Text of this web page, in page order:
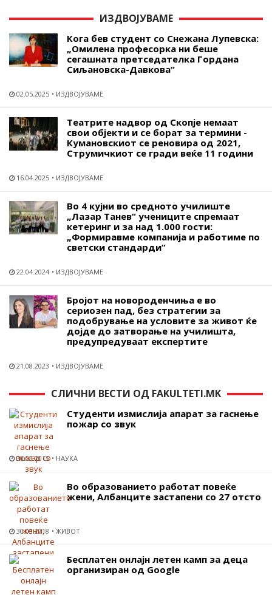
ИЗДВОЈУВАМЕ
Кога бев студент со Снежана Лупевска:
„Омилена професорка ни беше
сегашната претседателка Гордана
Сиљановска-Давкова“
02.05.2025 ИЗДВОЈУВАМЕ
Театрите надвор од Скопје немаат
свои објекти и се борат за термини -
Кумановскиот се реновира од 2021,
Струмичкиот се гради веќе 11 години
16.04.2025 ИЗДВОЈУВАМЕ
Во 4 кујни во средното училиште
„Лазар Танев“ учениците спремаат
кетеринг и за над 1.000 гости:
„Формиравме компанија и работиме по
светски стандарди“
22.04.2024 ИЗДВОЈУВАМЕ
Бројот на новороденчиња е во
сериозен пад, без стратегии за
подобрување на условите за живот ќе
дојде до затворање на училишта,
предупредуваат експертите
21.08.2023 ИЗДВОЈУВАМЕ
СЛИЧНИ ВЕСТИ ОД FAKULTETI.MK
Студенти измислија апарат за гаснење
пожар со звук
30.03.2015 НАУКА
Во образованието работат повеќе
жени, Албанците застапени со 27 отсто
30.03.2018 ЖИВОТ
Бесплатен онлајн летен камп за деца
организиран од Google